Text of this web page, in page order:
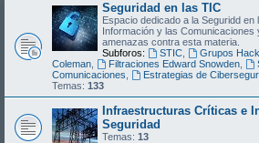
Seguridad en las TIC
Espacio dedicado a la Seguridd en
Información y las Comunicaciones
amenazas contra esta materia.
Subforos:
STIC, Grupos
Coleman
Filtraciones Edward Snowden,
Comunicaciones
Estrategias de
Temas: 133
Infraestructuras Críticas e
Seguridad
Temas: 13